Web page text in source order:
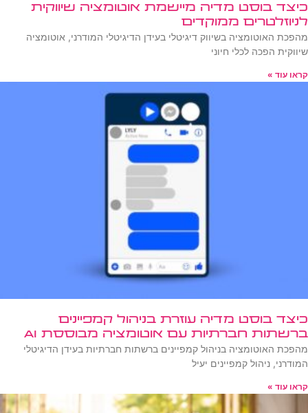
כיצד בוסט מדיה מיישמת אוטומציה שיווקית
לניוזלטרים ממוקדים
מהפכת האוטומציה בשיווק דיגיטלי בעידן הדיגיטלי המודרני, אוטומציה
שיווקית הפכה לכלי חיוני
קראו עוד »
כיצד בוסט מדיה עוזרת בניהול קמפיינים
ברשתות חברתיות עם אוטומציה מבוססת AI
מהפכת האוטומציה בניהול קמפיינים ברשתות חברתיות בעידן הדיגיטלי
המודרני, ניהול קמפיינים יעיל
קראו עוד »